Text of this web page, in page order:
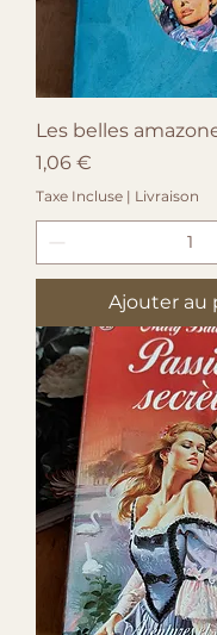
Les belles
Prix
1,06 €
Taxe Incluse | Livraison
Ajouter au